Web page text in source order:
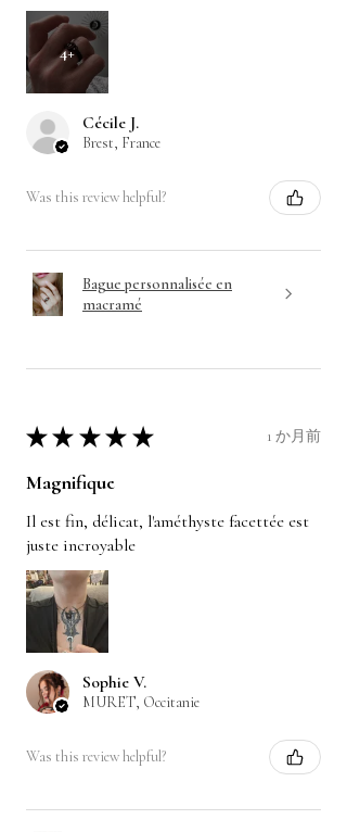
4+
Cécile J.
Brest, France
Was this review helpful?
Bague personnalisée en
macramé
★★ ★★ ★ 1 か月前
Magnifique
Il est fin, délicat, l'améthyste facettée est
juste incroyable
Sophie V.
MURET, Occitanie
Was this review helpful?